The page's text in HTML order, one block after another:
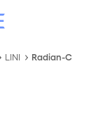
LINI Radian-C